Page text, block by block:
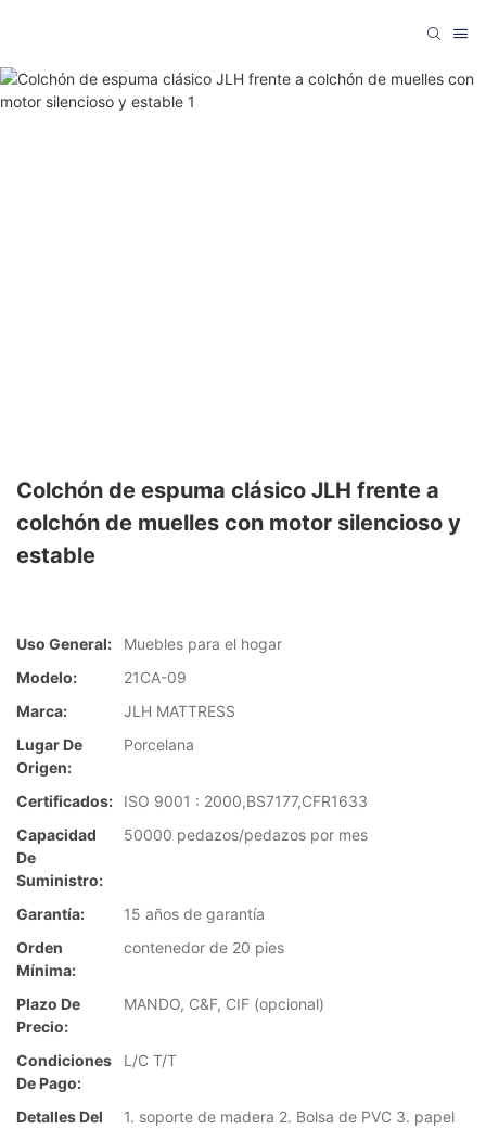
Colchón de espuma clásico JLH frente a
colchón de muelles con motor silencioso y
estable
Uso General:
Muebles para el hogar
Modelo:
21CA-09
Marca:
JLH MATTRESS
Lugar De
Origen:
Porcelana
Certificados:
ISO 9001 : 2000,BS7177,CFR1633
Capacidad
De
Suministro:
50000 pedazos/pedazos por mes
Garantía:
15 años de garantía
Orden
Mínima:
contenedor de 20 pies
Plazo De
Precio:
MANDO, C&F, CIF (opcional)
Condiciones
De Pago:
L/C T/T
Detalles Del
1. soporte de madera 2. Bolsa de PVC 3. papel